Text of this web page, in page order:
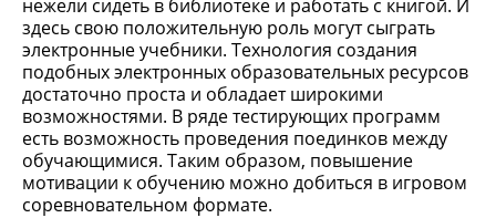
нежели сидеть в библиотеке и работать с книгой. И
здесь свою положительную роль могут сыграть
электронные учебники. Технология создания
подобных электронных образовательных ресурсов
достаточно проста и обладает широкими
возможностями. В ряде тестирующих программ
есть возможность проведения поединков между
обучающимися. Таким образом, повышение
мотивации к обучению можно добиться в игровом
соревновательном формате.